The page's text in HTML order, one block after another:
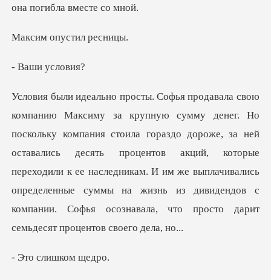
опустил
и усл
гораздо дороже, за ней
оставались десять процентов акций, которые
переходили к ее наследникам. И им же выплачивались
опре
слишко